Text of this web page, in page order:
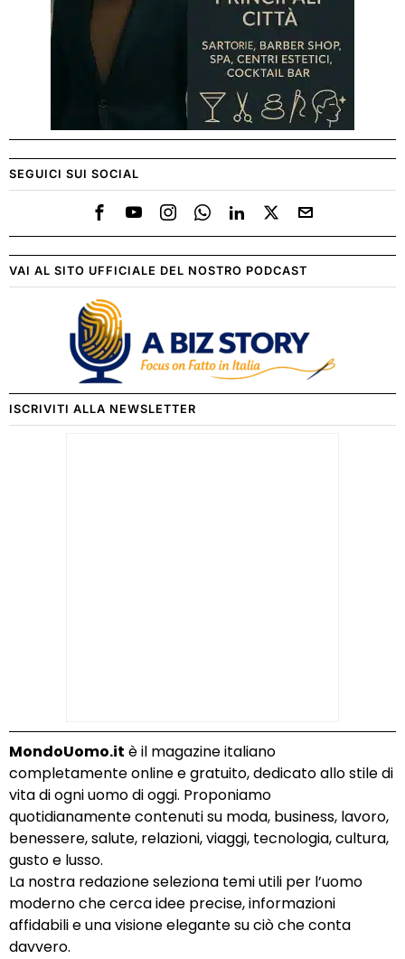
SEGUICI SUI SOCIAL
VAI AL SITO UFFICIALE DEL NOSTRO PODCAST
ISCRIVITI ALLA NEWSLETTER
MondoUomo.it è il magazine italiano
completamente online e gratuito, dedicato allo stile di
vita di ogni uomo di oggi. Proponiamo
quotidianamente contenuti su moda, business, lavoro,
benessere, salute, relazioni, viaggi, tecnologia, cultura,
gusto e lusso.
La nostra redazione seleziona temi utili per l’uomo
moderno che cerca idee precise, informazioni
affidabili e una visione elegante su ciò che conta
davvero.